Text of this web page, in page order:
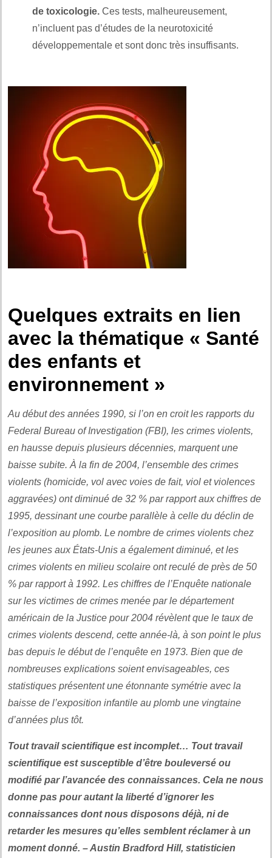
de toxicologie. Ces tests, malheureusement,
n’incluent pas d’études de la neurotoxicité
développementale et sont donc très insuffisants.
Quelques extraits en lien
avec la thématique « Santé
des enfants et
environnement »
Au début des années 1990, si l’on en croit les rapports du
Federal Bureau of Investigation (FBI), les crimes violents,
en hausse depuis plusieurs décennies, marquent une
baisse subite. À la fin de 2004, l’ensemble des crimes
violents (homicide, vol avec voies de fait, viol et violences
aggravées) ont diminué de 32 % par rapport aux chiffres de
1995, dessinant une courbe parallèle à celle du déclin de
l’exposition au plomb. Le nombre de crimes violents chez
les jeunes aux États-Unis a également diminué, et les
crimes violents en milieu scolaire ont reculé de près de 50
% par rapport à 1992. Les chiffres de l’Enquête nationale
sur les victimes de crimes menée par le département
américain de la Justice pour 2004 révèlent que le taux de
crimes violents descend, cette année-là, à son point le plus
bas depuis le début de l’enquête en 1973. Bien que de
nombreuses explications soient envisageables, ces
statistiques présentent une étonnante symétrie avec la
baisse de l’exposition infantile au plomb une vingtaine
d’années plus tôt.
Tout travail scientifique est incomplet… Tout travail
scientifique est susceptible d’être bouleversé ou
modifié par l’avancée des connaissances. Cela ne nous
donne pas pour autant la liberté d’ignorer les
connaissances dont nous disposons déjà, ni de
retarder les mesures qu’elles semblent réclamer à un
moment donné. – Austin Bradford Hill, statisticien